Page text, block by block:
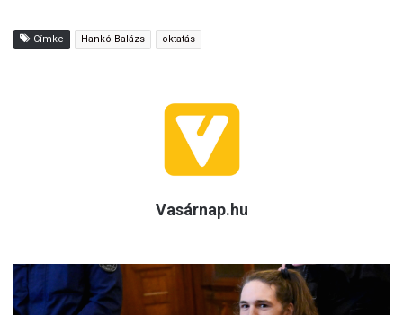
Címke Hankó Balázs oktatás
Vasárnap.hu